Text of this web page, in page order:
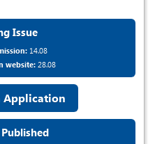
Issue
14.08
website:28.08
Application